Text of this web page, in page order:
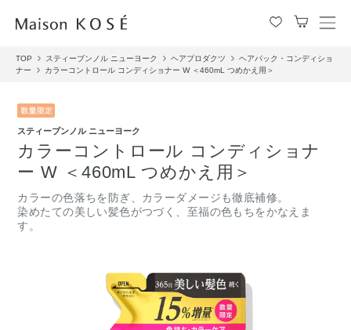
メ
ュ
TOP スティーブンノル ニューヨーク ヘアプロダクツ
ヘアパック・コンディショ
ナー
カラーコントロール コンディショナー W ＜460mL つめかえ用＞
スティーブンノル ニューヨーク
カラーコントロール コンディショナ
ー W ＜460mL つめかえ用＞
カラーの色落ちを防ぎ、カラーダメージも徹底補修。
染めたての美しい髪色がつづく、至福の色もちをかなえま
す。